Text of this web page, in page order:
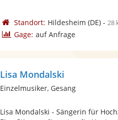
Standort: Hildesheim (DE)- 28
Gage: auf Anfrage
Lisa Mondalski
Einzelmusiker, Gesang
Lisa Mondalski - Sängerin für